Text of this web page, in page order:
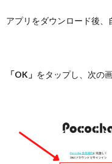
アプリをダウンロード後、
「OK」 をタップし、次の